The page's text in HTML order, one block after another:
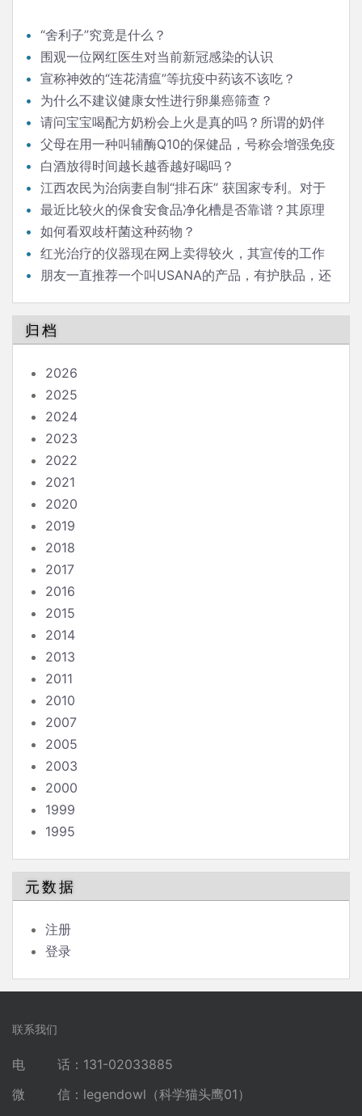
“舍利子”究竟是什么？
围观一位网红医生对当前新冠感染的认识
宣称神效的“连花清瘟”等抗疫中药该不该吃？
为什么不建议健康女性进行卵巢癌筛查？
请问宝宝喝配方奶粉会上火是真的吗？所谓的奶伴
侣“清伙灵”有效果吗？如果能清火，为什么不取名“清火
灵”？商家玩的是什么手段？
父母在用一种叫辅酶Q10的保健品，号称会增强免疫
力。能科普一下吗？
白酒放得时间越长越香越好喝吗？
江西农民为治病妻自制“排石床” 获国家专利。对于
肾结石，倒立排石，是否有科学依据？
最近比较火的保食安食品净化槽是否靠谱？其原理
是以水的裂解杀菌，水触媒消毒。请问是否有科学依
据？
如何看双歧杆菌这种药物？
红光治疗的仪器现在网上卖得较火，其宣传的工作
原理科学吗？
朋友一直推荐一个叫USANA的产品，有护肤品，还
吗？
归档
2026
2025
2024
2023
2022
2021
2020
2019
2018
2017
2016
2015
2014
2013
2011
2010
2007
2005
2003
2000
1999
1995
元数据
注册
登录
联系我们
电 话：131-02033885
微 信：legendowl（科学猫头鹰01）